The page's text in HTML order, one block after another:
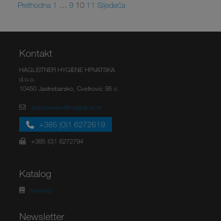
Prethodna 1 … 9 10 11 Sljedeća
Kontakt
HAGLEITNER HYGIENE HRVATSKA
d.o.o.
10450 Jastrebarsko, Cvetkovic 95 c
jastrebarsko@hagleitner.hr
+385 (0)1 6272619
+385 (0)1 6272794
Katalog
Katalog
Newsletter